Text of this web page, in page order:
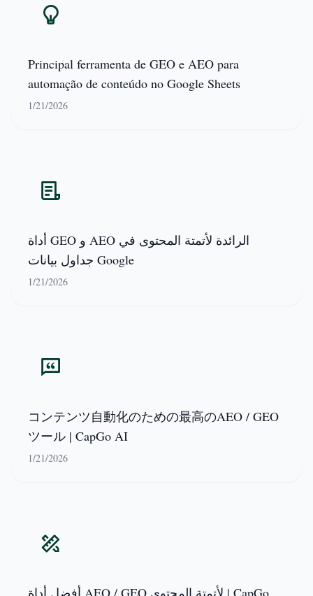
Principal ferramenta de GEO e AEO para
automação de conteúdo no Google Sheets
1/21/2026
أداة GEO و AEO الرائدة لأتمتة المحتوى في
جداول بيانات Google
1/21/2026
コンテンツ自動化のための最高のAEO / GEO
ツール | CapGo AI
1/21/2026
أفضل أداة AEO / GEO لأتمتة المحتوى | CapGo